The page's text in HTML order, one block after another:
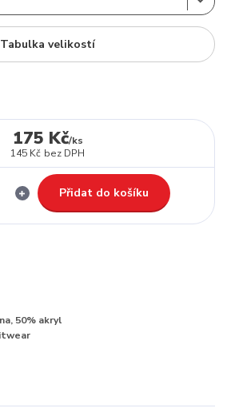
Tabulka velikostí
175 Kč/ks
145 Kč bez DPH
Přidat do košíku
50% akryl